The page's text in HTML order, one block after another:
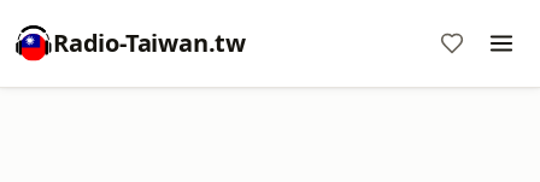
Radio-Taiwan.tw